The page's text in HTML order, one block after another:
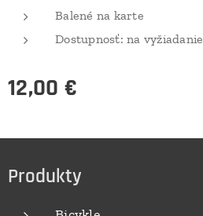
Balené na karte
Dostupnosť: na vyžiadanie
12,00 €
Produkty